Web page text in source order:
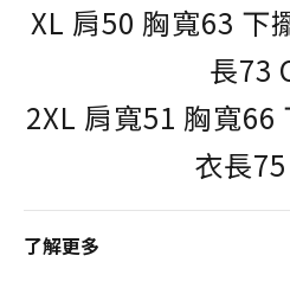
XL 肩50 胸寬63 下
長73
2XL 肩寬51 胸寬66
衣長
了解更多